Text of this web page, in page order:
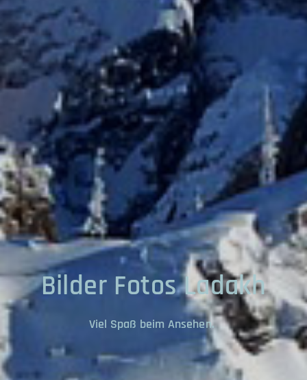
Bilder Fotos Ladakh
Viel Spaß beim Ansehen.